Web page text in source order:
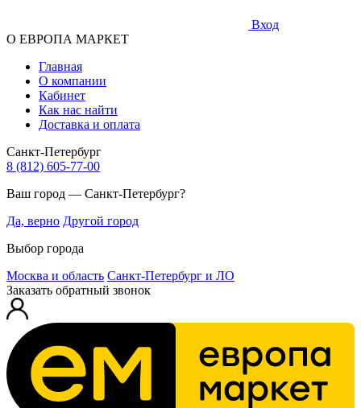
Вход
О ЕВРОПА МАРКЕТ
Главная
О компании
Кабинет
Как нас найти
Доставка и оплата
Санкт-Петербург
8 (812) 605-77-00
Ваш город — Санкт-Петербург?
Да, верно Другой город
Выбор города
Москва и область Санкт-Петербург и ЛО
Заказать обратный звонок